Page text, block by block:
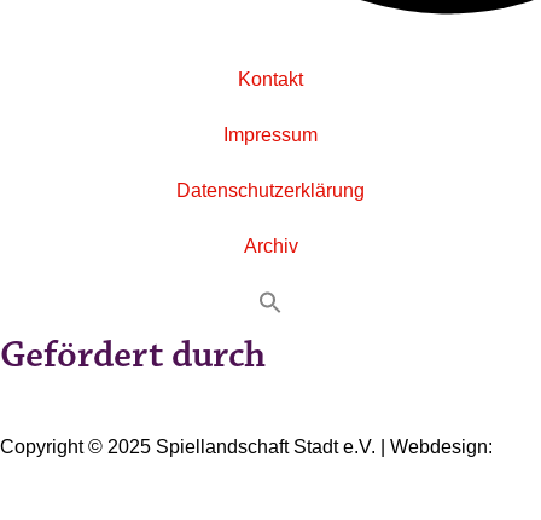
Kontakt
Impressum
Datenschutzerklärung
Archiv
Gefördert durch
Copyright © 2025 Spiellandschaft Stadt e.V. | Webdesign: